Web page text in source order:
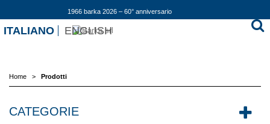
1966 barka 2026 – 60° anniversario
ITALIANO ENGLISH
Home > Prodotti
CATEGORIE